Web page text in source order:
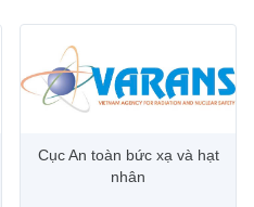
Cục An toàn bức xạ và hạt
nhân